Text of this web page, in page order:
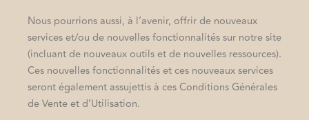
Nous pourrions aussi, à l’avenir, offrir de nouveaux
services et/ou de nouvelles fonctionnalités sur notre site
(incluant de nouveaux outils et de nouvelles ressources).
Ces nouvelles fonctionnalités et ces nouveaux services
seront également assujettis à ces Conditions Générales
de Vente et d’Utilisation.